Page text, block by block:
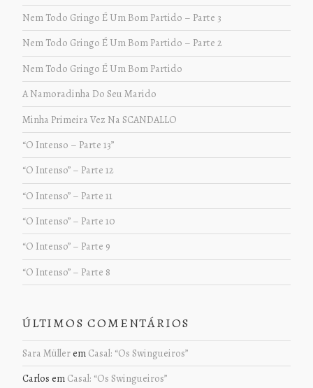
Nem Todo Gringo É Um Bom Partido – Parte 3
Nem Todo Gringo É Um Bom Partido – Parte 2
Nem Todo Gringo É Um Bom Partido
A Namoradinha Do Seu Marido
Minha Primeira Vez Na SCANDALLO
“O Intenso – Parte 13”
“O Intenso” – Parte 12
“O Intenso” – Parte 11
“O Intenso” – Parte 10
“O Intenso” – Parte 9
“O Intenso” – Parte 8
ÚLTIMOS COMENTÁRIOS
Sara Müllerem Casal: “Os Swingueiros”
Carlos em Casal: “Os Swingueiros”